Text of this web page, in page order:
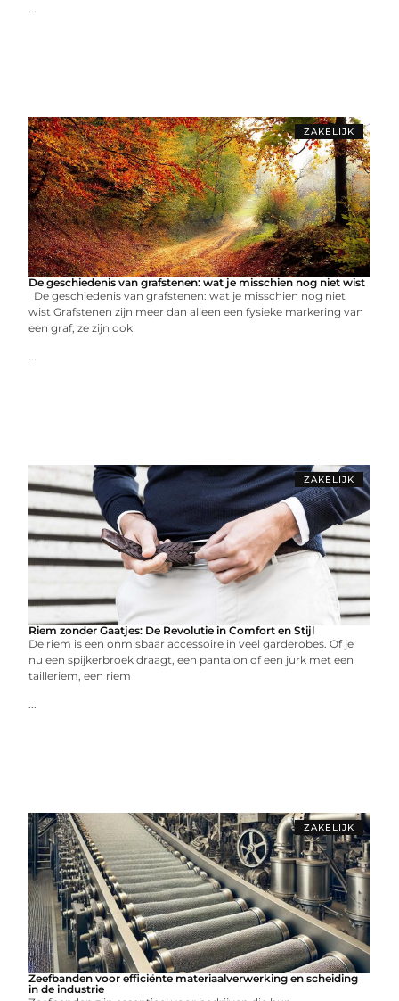
...
ZAKELIJK
De geschiedenis van grafstenen: wat je misschien nog niet wist
De geschiedenis van grafstenen: wat je misschien nog niet
wist Grafstenen zijn meer dan alleen een fysieke markering van
een graf; ze zijn ook
...
ZAKELIJK
Riem zonder Gaatjes: De Revolutie in Comfort en Stijl
De riem is een onmisbaar accessoire in veel garderobes. Of je
nu een spijkerbroek draagt, een pantalon of een jurk met een
tailleriem, een riem
...
ZAKELIJK
Zeefbanden voor efficiënte materiaalverwerking en scheiding
in de industrie